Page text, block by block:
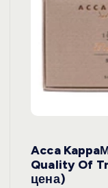
Acca
Quality Of
цена)